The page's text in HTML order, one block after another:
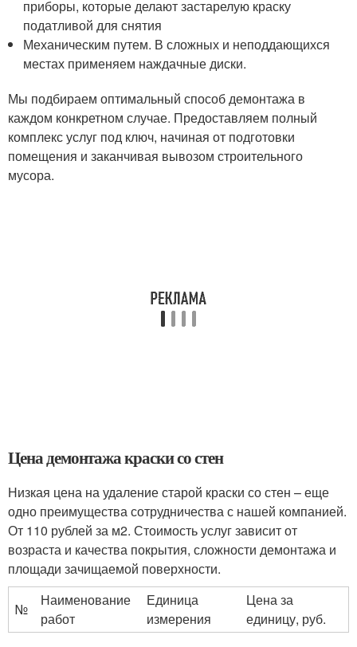
приборы, которые делают застарелую краску
податливой для снятия
Механическим путем. В сложных и неподдающихся
местах применяем наждачные диски.
Мы подбираем оптимальный способ демонтажа в
каждом конкретном случае. Предоставляем полный
комплекс услуг под ключ, начиная от подготовки
помещения и заканчивая вывозом строительного
мусора.
Цена демонтажа краски со стен
Низкая цена на удаление старой краски со стен – еще
одно преимущества сотрудничества с нашей компанией.
От 110 рублей за м2. Стоимость услуг зависит от
возраста и качества покрытия, сложности демонтажа и
площади зачищаемой поверхности.
№
Наименование
работ
Единица
измерения
Цена за
единицу, руб.